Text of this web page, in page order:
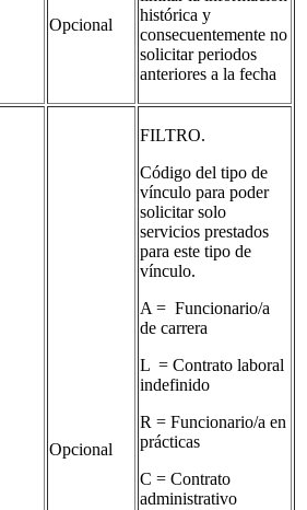
Opcional
histórica y
consecuentemente no
solicitar periodos
anteriores a la fecha
Opcional
FILTRO.
Código del tipo de
vínculo para poder
solicitar solo
servicios prestados
para este tipo de
vínculo.
A = Funcionario/a
de carrera
L = Contrato laboral
indefinido
R = Funcionario/a en
prácticas
C = Contrato
administrativo